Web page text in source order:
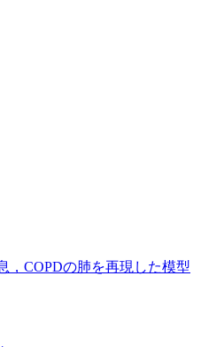
，COPDの肺を再現した模型